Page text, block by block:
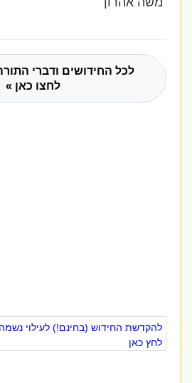
לכל החידושים ודברי התורה
לחצו כאן »
להקדשת החידוש (בחינם!) לעילוי נשמה,
לחץ כאן